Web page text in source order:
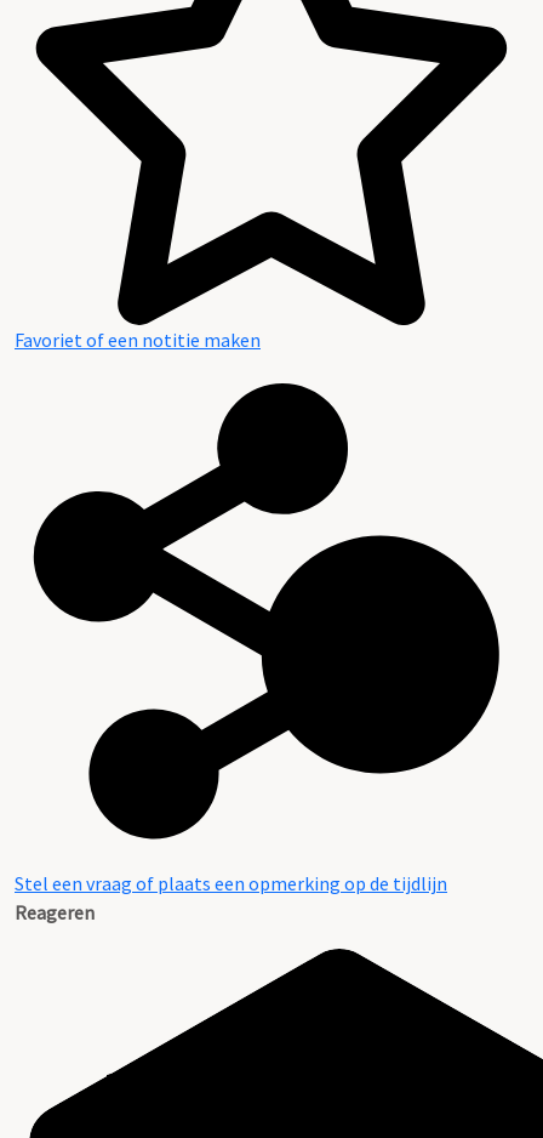
Favoriet of een notitie maken
Stel een vraag of plaats een opmerking op de tijdlijn
Reageren